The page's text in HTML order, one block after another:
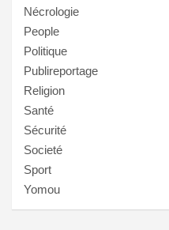
Nécrologie
People
Politique
Publireportage
Religion
Santé
Sécurité
Societé
Sport
Yomou